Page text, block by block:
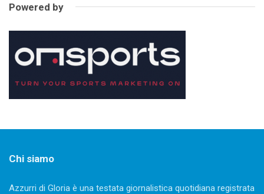
Powered by
Chi siamo
Azzurri di Gloria è una testata giornalistica quotidiana registrata